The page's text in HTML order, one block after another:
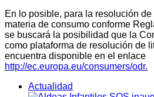
En lo posible, para la resolución
materia de consumo conforme
se buscará la posibilidad que la
como plataforma de resolución de
encuentra disponible en el enlace
http://ec.europa.eu/consumers/odr.
Actualidad